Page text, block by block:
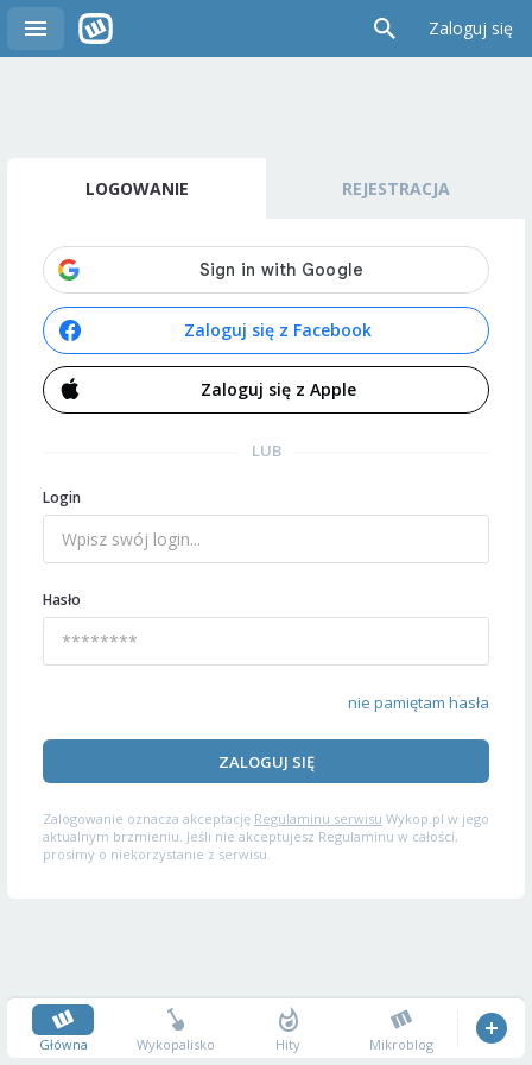
Zaloguj się
LOGOWANIE REJESTRACJA
Zaloguj się z Facebook
Zaloguj się z Apple
LUB
Login
Hasło
nie pamiętam hasła
ZALOGUJ SIĘ
Zalogowanie oznacza akceptację Regulaminu serwisu Wykop.pl w jego
aktualnym brzmieniu. Jeśli nie akceptujesz Regulaminu w całości,
prosimy o niekorzystanie z serwisu.
Główna Wykopalisko Hity Mikroblog